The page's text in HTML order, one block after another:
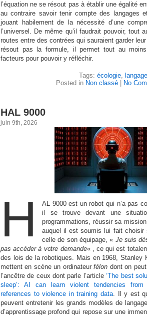
l’équation ne se résout pas à établir une égalité
au contraire savoir tenir compte des langages
jouant habilement de la nécessité d’une
l’universel. De même qu’il faudrait pouvoir, tout
routes entre des contrées qui sauraient garder
résout pas la formule, il permet tout au
facteurs pour pouvoir y réfléchir.
Tags: écologie, langage
Posted in Non classé| No
HAL 9000
juin 9th, 2026
H
AL 9000 est un robot qui n’a pas
il se trouve devant une
programmations, réussir sa
auquel il est soumis lui fait choisir
celle de son équipage, « Je suis
pas accéder à votre demande« , ce qui est
des lois de la robotiques. Mais en 1968, Stanley
mettent en scène un ordinateurfélon dont on
l’ancêtre de ceux dont parle l’article‘The best
sleep’: AI can learn violent tendencies
references to violence in training data. Il y est
peuvent entretenir les grands modèles de
d’apprentissage profond qui repose sur une